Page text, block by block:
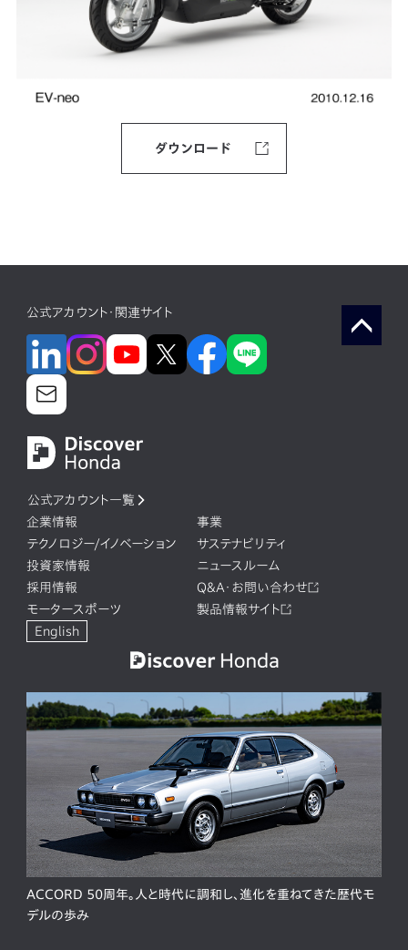
ダウンロード
公式アカウント・関連サイト
公式アカウント一覧
企業情報
事業
テクノロジー/イノベーション
サステナビリティ
投資家情報
ニュースルーム
採用情報
Q&A・お問い合わせ
モータースポーツ
製品情報サイト
English
ACCORD 50周年。人と時代に調和し、進化を重ねてきた歴代モ
デルの歩み